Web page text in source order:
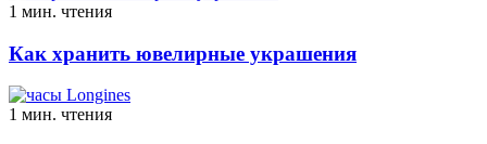
1 мин. чтения
Как хранить ювелирные украшения
1 мин. чтения